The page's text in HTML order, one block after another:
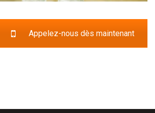
Appelez-nous dès maintenant